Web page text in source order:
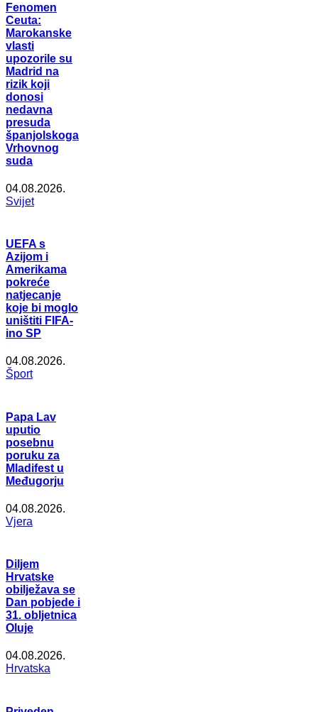
Fenomen
Ceuta:
Marokanske
vlasti
upozorile su
Madrid na
rizik koji
donosi
nedavna
presuda
španjolskoga
Vrhovnog
suda
04.08.2026.
Svijet
UEFA s
Azijom i
Amerikama
pokreće
natjecanje
koje bi moglo
uništiti FIFA-
ino SP
04.08.2026.
Šport
Papa Lav
uputio
posebnu
poruku za
Mladifest u
Međugorju
04.08.2026.
Vjera
Diljem
Hrvatske
obilježava se
Dan pobjede i
31. obljetnica
Oluje
04.08.2026.
Hrvatska